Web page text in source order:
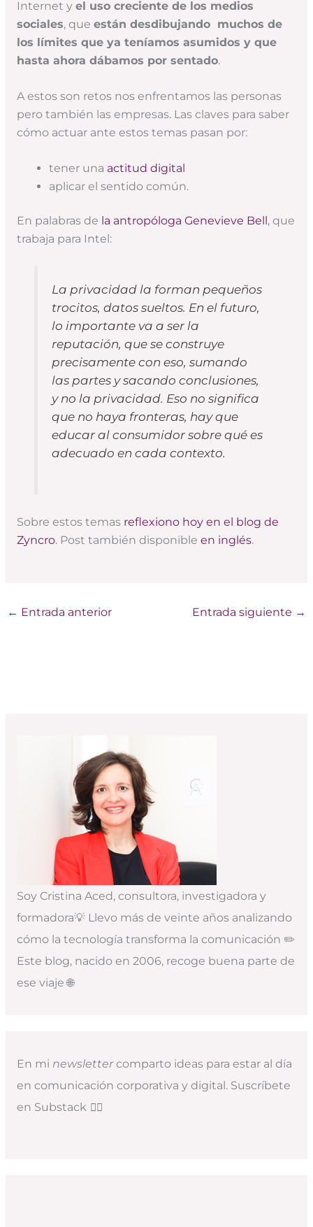
Internet y el uso creciente de los medios
sociales, que están desdibujando muchos de
los límites que ya teníamos asumidos y que
hasta ahora dábamos por sentado.
A estos son retos nos enfrentamos las personas
pero también las empresas. Las claves para saber
cómo actuar ante estos temas pasan por:
tener una actitud digital
aplicar el sentido común.
En palabras de la antropóloga Genevieve Bell , que
trabaja para Intel:
La privacidad la forman pequeños
trocitos, datos sueltos. En el futuro,
lo importante va a ser la
reputación, que se construye
precisamente con eso, sumando
las partes y sacando conclusiones,
y no la privacidad. Eso no significa
que no haya fronteras, hay que
educar al consumidor sobre qué es
adecuado en cada contexto.
Sobre estos temas reflexiono hoy en el blog de
Zyncro. Post también disponible en inglés.
← Entrada anterior Entrada siguiente →
Soy Cristina Aced, consultora, investigadora y
formadora💡 Llevo más de veinte años analizando
cómo la tecnología transforma la comunicación ✏️
Este blog, nacido en 2006, recoge buena parte de
ese viaje 🌐
En mi newslettercomparto ideas para estar al día
en comunicación corporativa y digital. Suscríbete
en Substack 👇🏻